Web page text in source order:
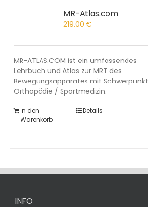
MR-Atlas.com
219.00€
MR-ATLAS.COM ist ein umfassendes
Lehrbuch und Atlas zur MRT des
Bewegungsapparates mit Schwerpunkt
Orthopädie / Sportmedizin.
In den
Warenkorb
Details
INFO